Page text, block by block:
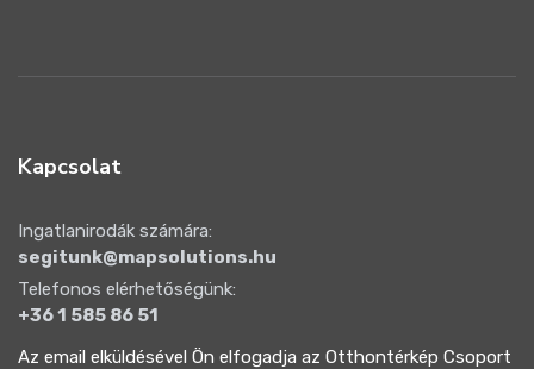
Kapcsolat
Ingatlanirodák számára:
segitunk@mapsolutions.hu
Telefonos elérhetőségünk:
+36 1 585 86 51
Az email elküldésével Ön elfogadja az Otthontérkép Csoport